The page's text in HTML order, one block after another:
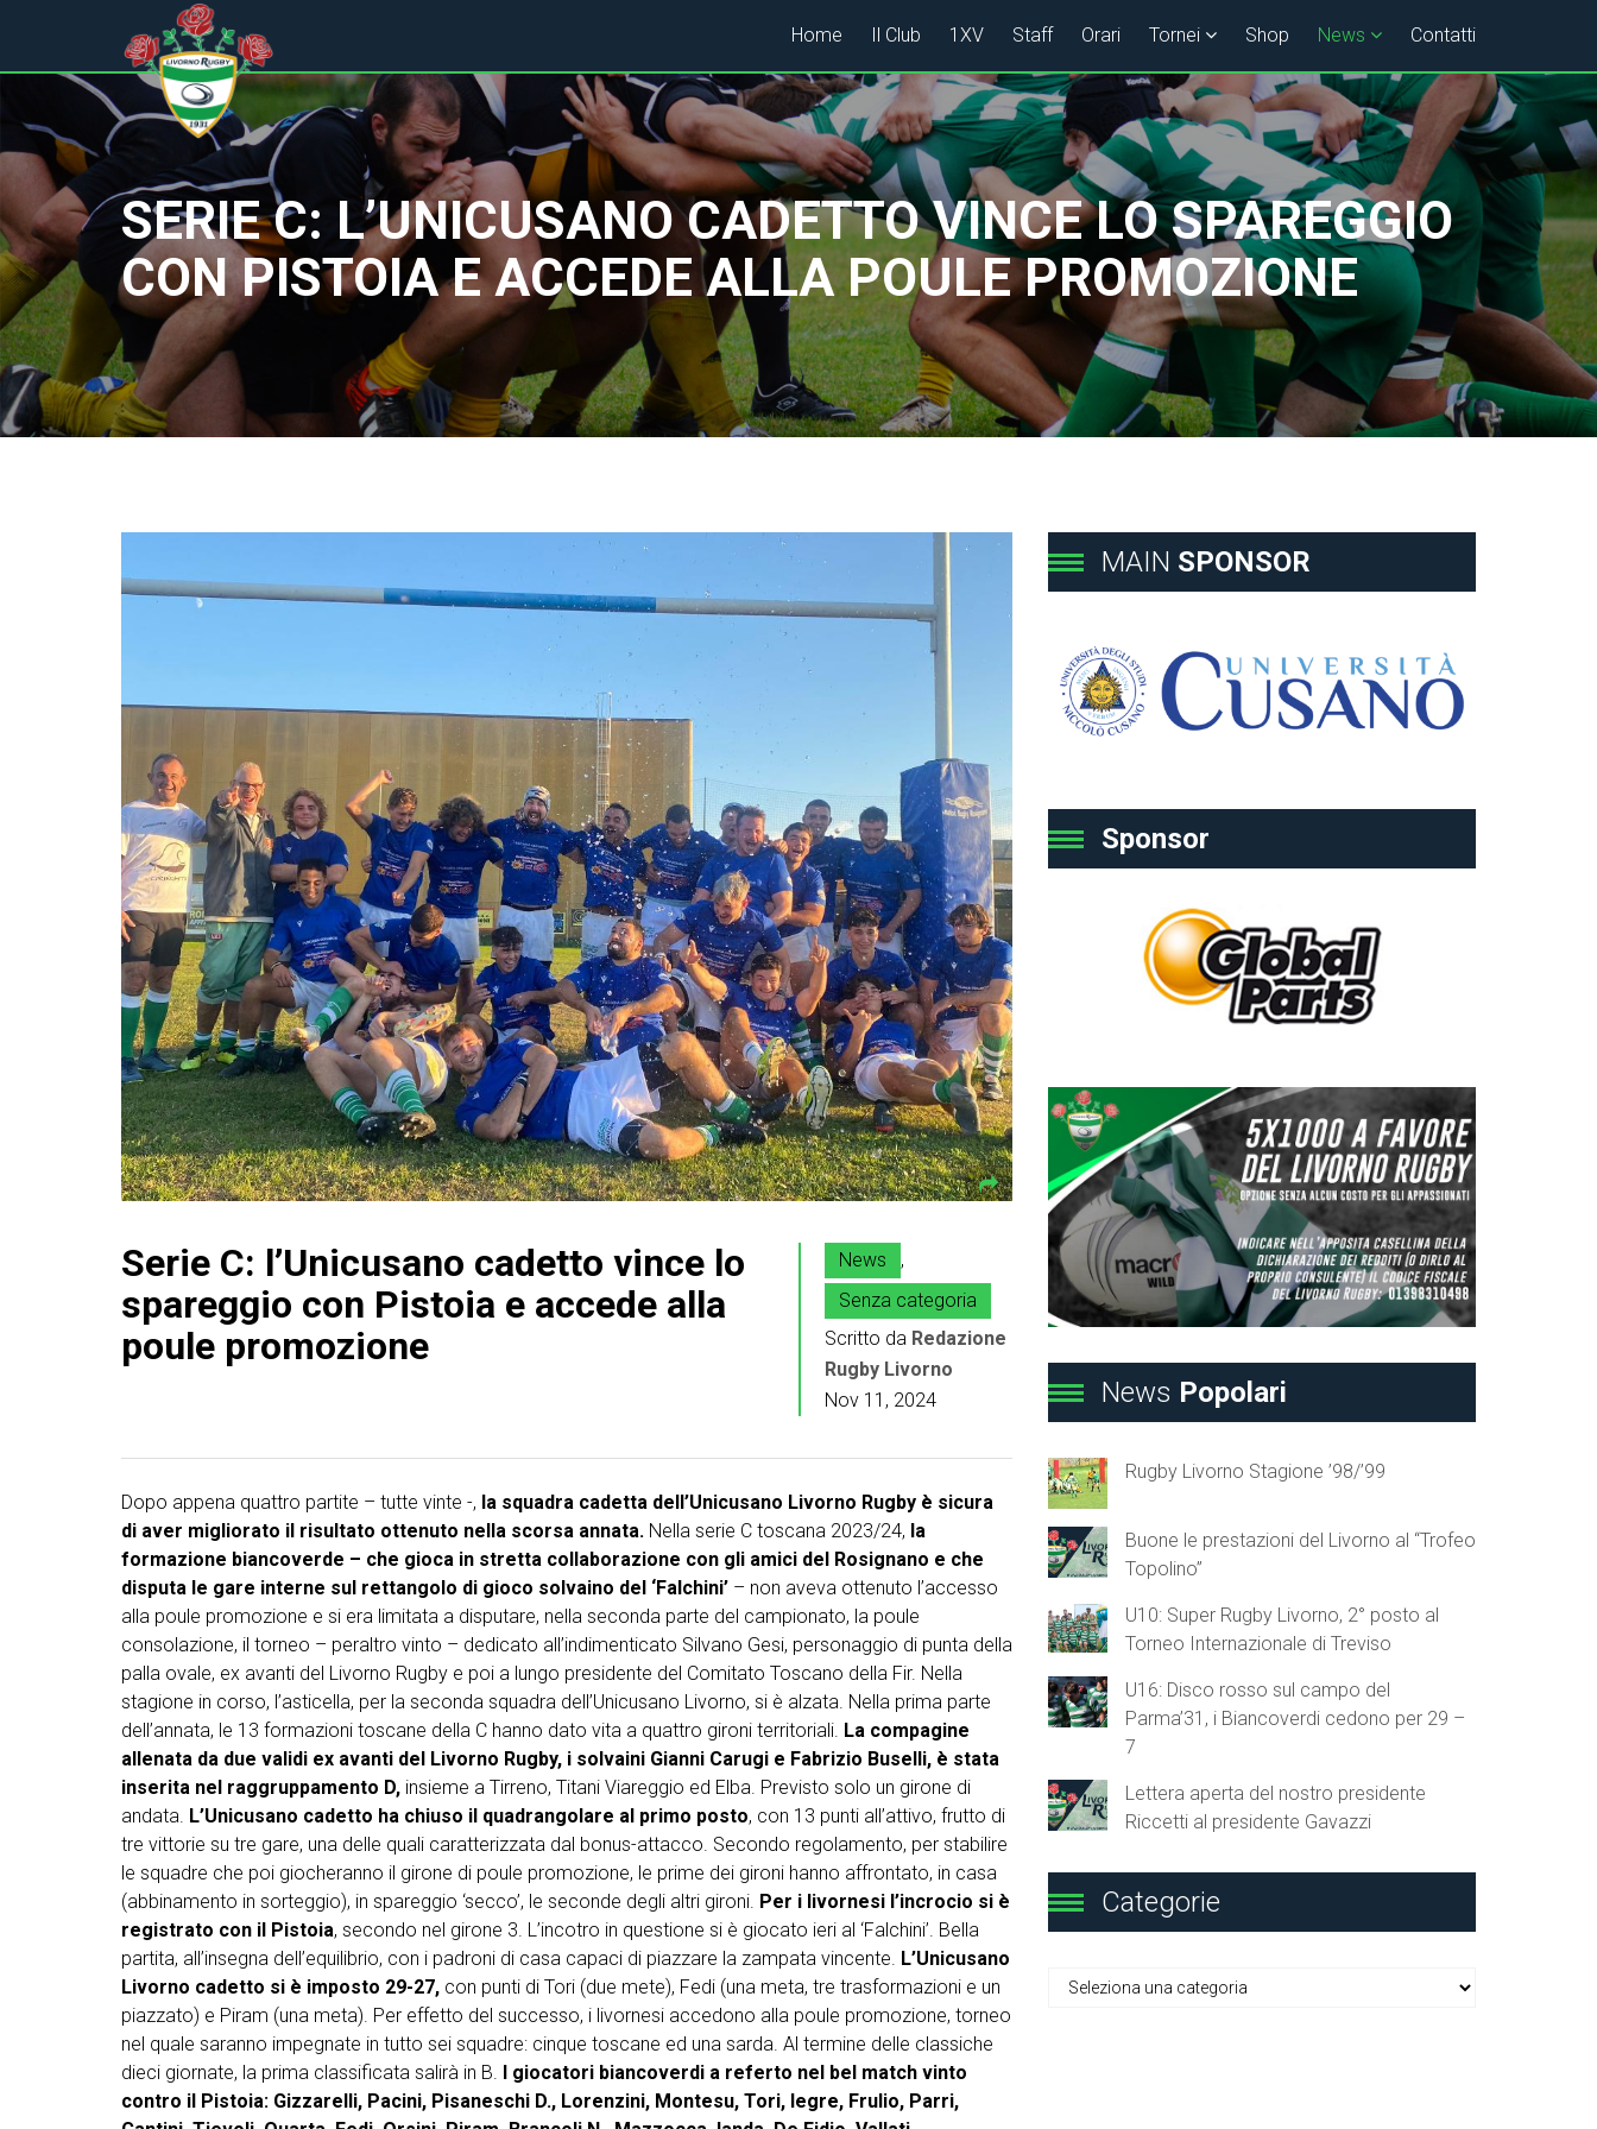
Home Il Club 1XV Staff Orari Tornei Shop News Contatti
SERIE C: L’UNICUSANO CADETTO VINCE LO SPAREGGIO
CON PISTOIA E ACCEDE ALLA POULE PROMOZIONE
Serie C: l’Unicusano cadetto vince lo
spareggio con Pistoia e accede alla
poule promozione
News
,
Senza categoria
Scritto da Redazione
Rugby Livorno
Nov 11, 2024
Dopo appena quattro partite – tutte vinte -, la squadra cadetta dell’Unicusano Livorno Rugby è sicura
di aver migliorato il risultato ottenuto nella scorsa annata. Nella serie C toscana 2023/24, la
formazione biancoverde – che gioca in stretta collaborazione con gli amici del Rosignano e che
disputa le gare interne sul rettangolo di gioco solvaino del ‘Falchini’ – non aveva ottenuto l’accesso
alla poule promozione e si era limitata a disputare, nella seconda parte del campionato, la poule
consolazione, il torneo – peraltro vinto – dedicato all’indimenticato Silvano Gesi, personaggio di punta della
palla ovale, ex avanti del Livorno Rugby e poi a lungo presidente del Comitato Toscano della Fir. Nella
stagione in corso, l’asticella, per la seconda squadra dell’Unicusano Livorno, si è alzata. Nella prima parte
dell’annata, le 13 formazioni toscane della C hanno dato vita a quattro gironi territoriali. La compagine
allenata da due validi ex avanti del Livorno Rugby, i solvaini Gianni Carugi e Fabrizio Buselli, è stata
inserita nel raggruppamento D, insieme a Tirreno, Titani Viareggio ed Elba. Previsto solo un girone di
andata. L’Unicusano cadetto ha chiuso il quadrangolare al primo posto, con 13 punti all’attivo, frutto di
tre vittorie su tre gare, una delle quali caratterizzata dal bonus-attacco. Secondo regolamento, per stabilire
le squadre che poi giocheranno il girone di poule promozione, le prime dei gironi hanno affrontato, in casa
(abbinamento in sorteggio), in spareggio ‘secco’, le seconde degli altri gironi. Per i livornesi l’incrocio si è
registrato con il Pistoia, secondo nel girone 3. L’incotro in questione si è giocato ieri al ‘Falchini’. Bella
partita, all’insegna dell’equilibrio, con i padroni di casa capaci di piazzare la zampata vincente. L’Unicusano
Livorno cadetto si è imposto 29-27, con punti di Tori (due mete), Fedi (una meta, tre trasformazioni e un
piazzato) e Piram (una meta). Per effetto del successo, i livornesi accedono alla poule promozione, torneo
nel quale saranno impegnate in tutto sei squadre: cinque toscane ed una sarda. Al termine delle classiche
dieci giornate, la prima classificata salirà in B. I giocatori biancoverdi a referto nel bel match vinto
contro il Pistoia: Gizzarelli, Pacini, Pisaneschi D., Lorenzini, Montesu, Tori, Iegre, Frulio, Parri,
MAIN SPONSOR
Sponsor
News Popolari
Rugby Livorno Stagione ’98/’99
Buone le prestazioni del Livorno al “Trofeo
Topolino”
U10: Super Rugby Livorno, 2° posto al
Torneo Internazionale di Treviso
U16: Disco rosso sul campo del
Parma’31, i Biancoverdi cedono per 29 –
7
Lettera aperta del nostro presidente
Riccetti al presidente Gavazzi
Categorie